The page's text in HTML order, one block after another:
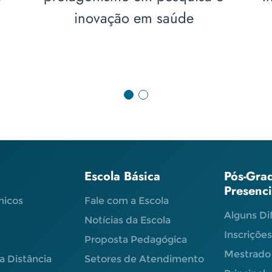
Municipal de Saúde de
Distância
Escola Básica
Fale com a Escola
Notícias da Escola
Proposta Pedagógica
Setores de Atendimento
Pós-
Alguns